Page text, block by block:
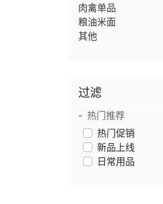
肉禽单品
粮油米面
其他
过滤
热门推荐
热门促销
新品上线
日常用品